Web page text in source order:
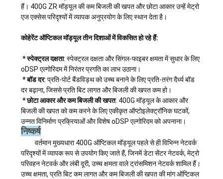
हैं। 400G ZR मॉड्यूल की कम बिजली की खपत और छोटा आकार उन्हें मेट्रो
एज एक्सेस परिदृश्यों में व्यापक अनुप्रयोग के लिए स्थान देता है।
कोहेरेंट ऑप्टिकल मॉड्यूल तीन दिशाओं में विकसित हो रहे हैं:
* स्पेक्ट्रल दक्षता: स्पेक्ट्रल दक्षता और सिंगल-फाइबर क्षमता में सुधार के लिए
oDSP एल्गोरिदम में निरंतर प्रगति का लाभ उठाना।
* बॉड दर: प्रति-पोर्ट बैंडविड्थ को उच्च बनाने के लिए प्रति-तरंग दैर्ध्य बॉड
दर बढ़ाना, जिससे प्रति बिट लागत और बिजली की खपत कम हो।
* छोटा आकार और कम बिजली की खपत: 400G मॉड्यूल के आकार और
बिजली की खपत को कम करने के लिए एकीकृत ऑप्टोइलेक्ट्रॉनिक घटकों,
उन्नत विनिर्माण प्रक्रियाओं और विशेष oDSP एल्गोरिदम को अपनाना।
निष्कर्ष
वर्तमान मुख्यधारा 400G ऑप्टिकल मॉड्यूल पहले से ही विभिन्न नेटवर्क
परिदृश्यों में व्यापक रूप से उपयोग किए जाते हैं, जिनमें डेटा सेंटर नेटवर्क, मेट्रो
परिवहन नेटवर्क और लंबी दूरी, उच्च क्षमता वाले ट्रांसमिशन नेटवर्क शामिल हैं।
उच्च क्षमता, प्रति बिट कम लागत और कम बिजली की खपत की मांग ऑप्टिकल